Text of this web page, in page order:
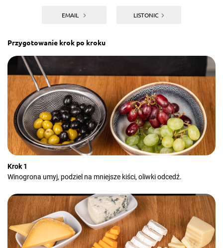
EMAIL LISTONIC
Przygotowanie krok po kroku
Krok 1
Winogrona umyj, podziel na mniejsze kiści, oliwki odcedź.